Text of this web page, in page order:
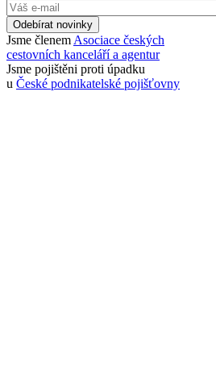
Odebírat novinky
Jsme členem Asociace českých
cestovních kanceláří a agentur
Jsme pojištěni proti úpadku
u České podnikatelské pojišťovny